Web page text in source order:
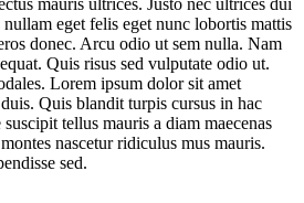
eget felis eget nunc lobortis mattis
donec. Arcu odio ut sem nulla. Nam
Quis risus sed vulputate odio ut.
Lorem ipsum dolor sit amet
Quis blandit turpis cursus in hac
tellus mauris a diam maecenas
nascetur ridiculus mus mauris.
sed.